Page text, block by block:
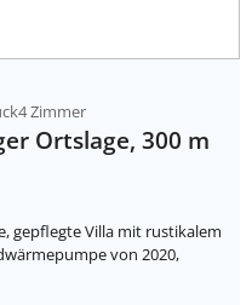
4 Zimmer
Ortslage, 300 m
gepflegte Villa mit rustikalem
von 2020,